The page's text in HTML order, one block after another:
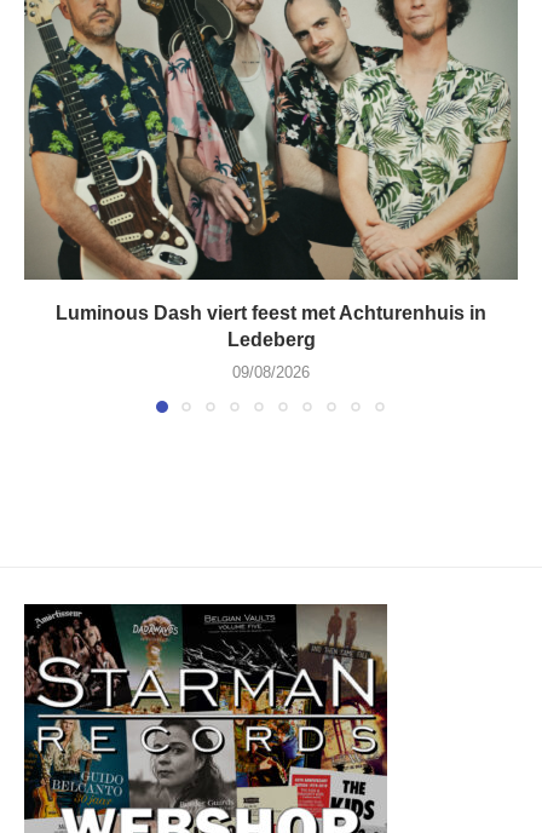
Luminous Dash viert feest met Achturenhuis in
Ledeberg
09/08/2026